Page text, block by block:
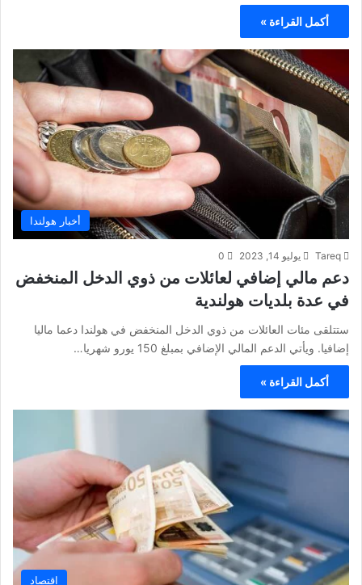
أكمل القراءة »
أخبار هولندا
Tareq يوليو 14, 2023 0
دعم مالي إضافي لعائلات من ذوي الدخل المنخفض
في عدة بلديات هولندية
ستتلقى مئات العائلات من ذوي الدخل المنخفض في هولندا دعما ماليا
إضافيا. ويأتي الدعم المالي الإضافي بمبلغ 150 يورو شهريا…
أكمل القراءة »
اقتصاد